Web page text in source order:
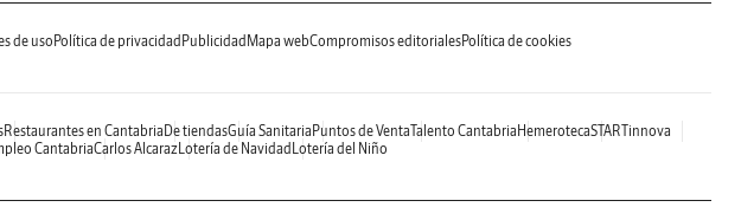
de usoPolítica de privacidad Publicidad Mapa webCompromisos editorialesPolítica de cookies
Restaurantes en Cantabria De tiendasGuía Sanitaria Puntos de VentaTalento Cantabria HemerotecaSTARTinnova
CantabriaCarlos AlcarazLotería de Navidad Lotería del Niño